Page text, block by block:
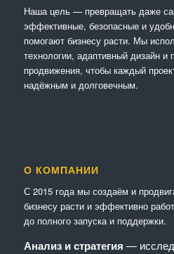
Наша цель — превращать даже
эффективные, безопасные и
помогают бизнесу расти. Мы
технологии, адаптивный дизайн и
продвижения, чтобы каждый
надёжным и долговечным.
О КОМПАНИИ
С 2015 года мы создаём и
бизнесу расти и эффективно
до полного запуска и поддержки.
Анализ и стратегия —